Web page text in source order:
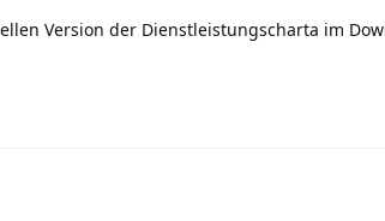
Version der Dienstleistungscharta im